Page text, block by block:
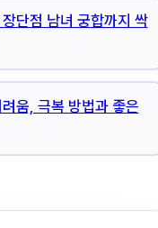
단점 남녀 궁합까지 싹
움, 극복 방법과 좋은